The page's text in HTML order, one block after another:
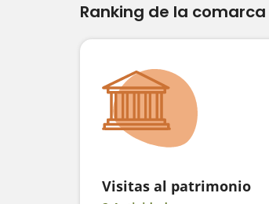
Ranking de la comarca
Visitas al patrimonio